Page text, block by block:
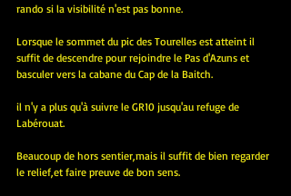
rando si la visibilité n'est pas bonne.
Lorsque le sommet du pic des Tourelles est atteint il
suffit de descendre pour rejoindre le Pas d'Azuns et
basculer vers la cabane du Cap de la Baitch.
il n'y a plus qu'à suivre le GR10 jusqu'au refuge de
Labérouat.
Beaucoup de hors sentier,mais il suffit de bien regarder
le relief,et faire preuve de bon sens.